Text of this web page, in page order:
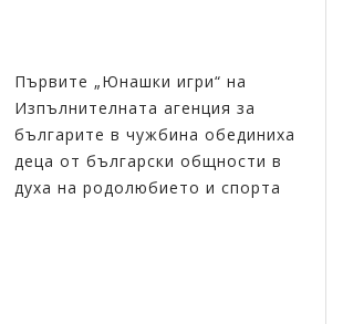
Първите „Юнашки игри“ на
Изпълнителната агенция за
българите в чужбина обединиха
деца от български общности в
духа на родолюбието и спорта